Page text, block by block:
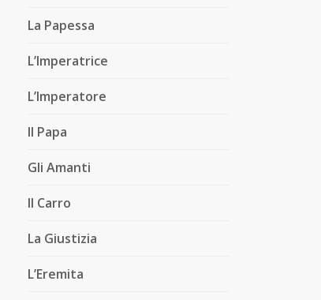
La Papessa
L’Imperatrice
L’Imperatore
Il Papa
Gli Amanti
Il Carro
La Giustizia
L’Eremita